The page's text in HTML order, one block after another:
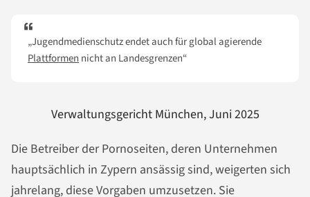
„Jugendmedienschutz endet auch für global agierende
Plattformennicht an Landesgrenzen“
Verwaltungsgericht München, Juni 2025
Die Betreiber der Pornoseiten, deren Unternehmen
hauptsächlich in Zypern ansässig sind, weigerten sich
jahrelang, diese Vorgaben umzusetzen. Sie